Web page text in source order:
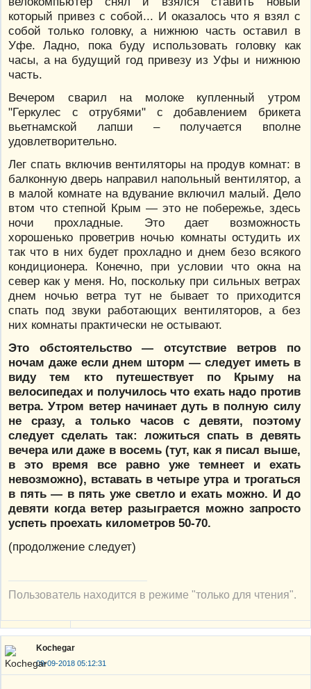
который привез с собой... И оказалось что я взял с
собой только головку, а нижнюю часть оставил в
Уфе. Ладно, пока буду использовать головку как
часы, а на будущий год привезу из Уфы и нижнюю
часть.
Вечером сварил на молоке купленный утром
"Геркулес с отрубями" с добавлением брикета
вьетнамской лапши – получается вполне
удовлетворительно.
Лег спать включив вентиляторы на продув комнат: в
балконную дверь направил напольный вентилятор, а
в малой комнате на вдувание включил малый. Дело
втом что степной Крым — это не побережье, здесь
ночи прохладные. Это дает возможность
хорошенько проветрив ночью комнаты остудить их
так что в них будет прохладно и днем безо всякого
кондиционера. Конечно, при условии что окна на
север как у меня. Но, поскольку при сильных ветрах
днем ночью ветра тут не бывает то приходится
спать под звуки работающих вентиляторов, а без
них комнаты практически не остывают.
Это обстоятельство — отсутствие ветров по
ночам даже если днем шторм — следует иметь в
виду тем кто путешествует по Крыму на
велосипедах и получилось что ехать надо против
ветра. Утром ветер начинает дуть в полную силу
не сразу, а только часов с девяти, поэтому
следует сделать так: ложиться спать в девять
вечера или даже в восемь (тут, как я писал выше,
в это время все равно уже темнеет и ехать
невозможно), вставать в четыре утра и трогаться
в пять — в пять уже светло и ехать можно. И до
девяти когда ветер разыграется можно запросто
успеть проехать километров 50-70.
(продолжение следует)
Пользователь находится в режиме "только для чтения".
Kochegar
09-09-2018 05:12:31